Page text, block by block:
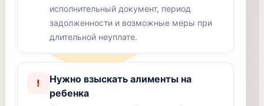
исполнительный документ, период
задолженности и возможные меры при
длительной неуплате.
!
Нужно взыскать алименты на
ребенка